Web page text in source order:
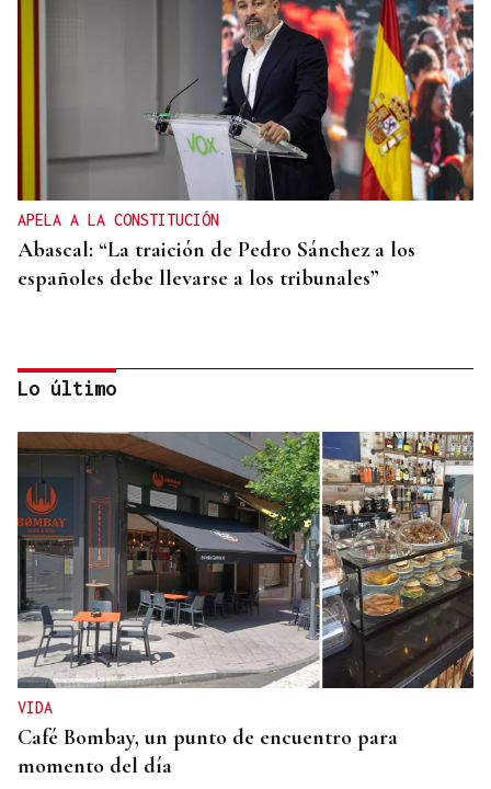
APELA A LA CONSTITUCIÓN
Abascal: “La traición de Pedro Sánchez a los
españoles debe llevarse a los tribunales”
4.000 HECTÁREAS
Se ordena el desalojo preventivo de 340 personas
por el incendio forestal de Niebla
Lo último
VIDA
Café Bombay, un punto de encuentro para
momento del día